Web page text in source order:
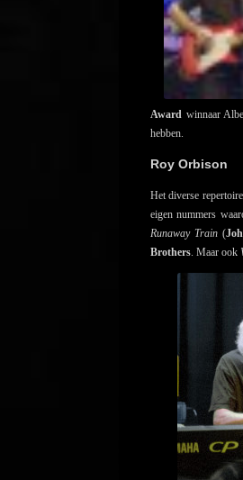
Award winnaar
hebben.
Roy Orbison
Het diverse
eigen nummers
Runaway Train (
Brothers. Maar ook